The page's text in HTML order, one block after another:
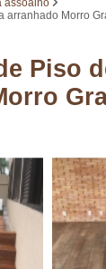
assoalho
arranhado Morro
Piso